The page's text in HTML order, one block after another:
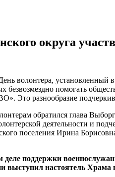
округа
волонтера,
безвозмездно помогать
Это разнообразие
обратился глава
деятельности и
поселения Ирина
деле поддержки
выступил настоятель